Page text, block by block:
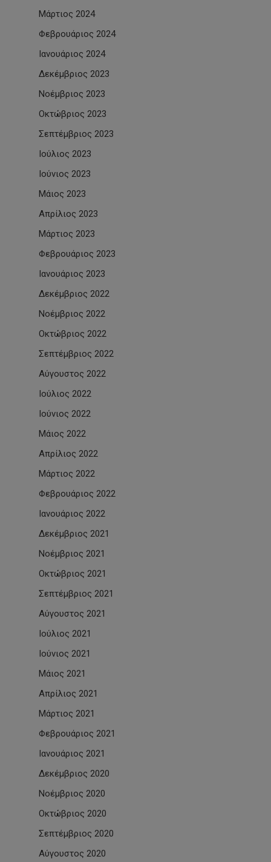
Μάρτιος 2024
Φεβρουάριος 2024
Ιανουάριος 2024
Δεκέμβριος 2023
Νοέμβριος 2023
Οκτώβριος 2023
Σεπτέμβριος 2023
Ιούλιος 2023
Ιούνιος 2023
Μάιος 2023
Απρίλιος 2023
Μάρτιος 2023
Φεβρουάριος 2023
Ιανουάριος 2023
Δεκέμβριος 2022
Νοέμβριος 2022
Οκτώβριος 2022
Σεπτέμβριος 2022
Αύγουστος 2022
Ιούλιος 2022
Ιούνιος 2022
Μάιος 2022
Απρίλιος 2022
Μάρτιος 2022
Φεβρουάριος 2022
Ιανουάριος 2022
Δεκέμβριος 2021
Νοέμβριος 2021
Οκτώβριος 2021
Σεπτέμβριος 2021
Αύγουστος 2021
Ιούλιος 2021
Ιούνιος 2021
Μάιος 2021
Απρίλιος 2021
Μάρτιος 2021
Φεβρουάριος 2021
Ιανουάριος 2021
Δεκέμβριος 2020
Νοέμβριος 2020
Οκτώβριος 2020
Σεπτέμβριος 2020
Αύγουστος 2020